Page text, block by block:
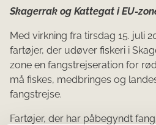
Skagerrak og Kattegat i EU-
Med virkning fra tirsdag 15. juli
fartøjer, der udøver fiskeri i
zone en fangstrejseration for
må fiskes, medbringes og
fangstrejse.
Fartøjer, der har påbegyndt